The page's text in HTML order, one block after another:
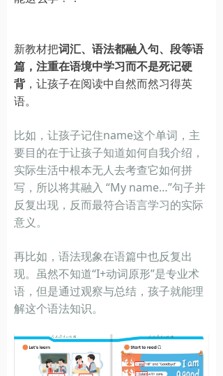
新教材把词汇、语法都融入句、段等语
篇，注重在语境中学习而不是死记硬
背，让孩子在阅读中自然而然习得英
语。
比如，让孩子记住name这个单词，主
要目的在于让孩子知道如何自我介绍，
实际生活中根本无人去考查它如何拼
写，所以将其融入 “My name…”句子并
反复出现，反而最符合语言学习的实际
意义。
再比如，语法现象在语篇中也反复出
现。虽然不知道“I+动词原形”是专业术
语，但是通过观察与总结，孩子就能理
解这个语法知识。